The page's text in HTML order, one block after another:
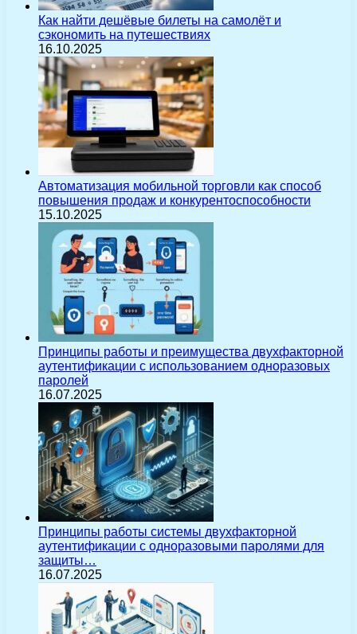
Как найти дешёвые билеты на самолёт и
сэкономить на путешествиях
16.10.2025
Автоматизация мобильной торговли как способ
повышения продаж и конкурентоспособности
15.10.2025
Принципы работы и преимущества двухфакторной
аутентификации с использованием одноразовых
паролей
16.07.2025
Принципы работы системы двухфакторной
аутентификации с одноразовыми паролями для
защиты…
16.07.2025